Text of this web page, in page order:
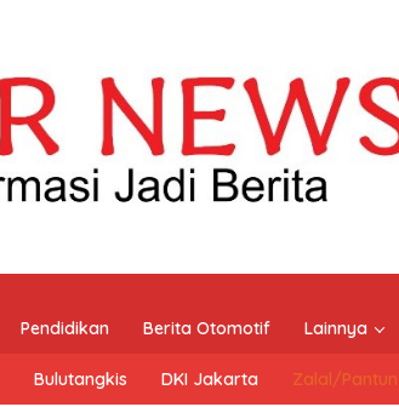
Pendidikan Berita Otomotif Lainnya
Bulutangkis DKI Jakarta Zalal/Pantun